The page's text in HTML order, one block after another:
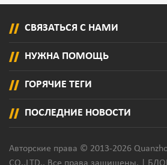
СВЯЗАТЬСЯ С НАМИ
НУЖНА ПОМОЩЬ
ГОРЯЧИЕ ТЕГИ
ПОСЛЕДНИЕ НОВОСТИ
Авторские права © 2013-2026